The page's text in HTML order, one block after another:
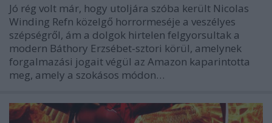
Jó rég volt már, hogy utoljára szóba került Nicolas
Winding Refn közelgő horrormeséje a veszélyes
szépségről, ám a dolgok hirtelen felgyorsultak a
modern Báthory Erzsébet-sztori körül, amelynek
forgalmazási jogait végül az Amazon kaparintotta
meg, amely a szokásos módon…